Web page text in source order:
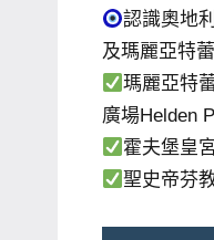
認識奧地
及瑪麗亞特
瑪麗亞特
廣場Helden
霍夫堡皇
聖史帝芬